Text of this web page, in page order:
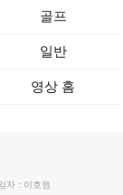
골프
일반
영상 홈
자 : 이호원